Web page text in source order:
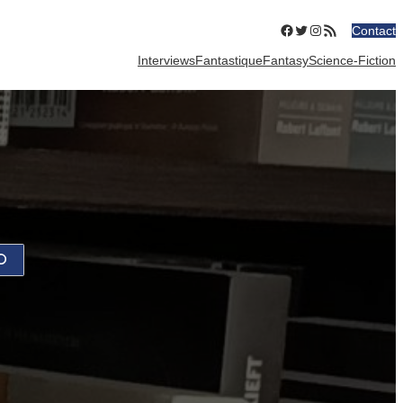
Facebook
Twitter
Instagram
Flux RSSContact
InterviewsFantastiqueFantasyScience-Fiction